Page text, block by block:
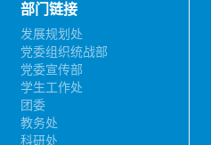
部门链接
发展规划处
党委组织统战部
党委宣传部
学生工作处
团委
教务处
科研处